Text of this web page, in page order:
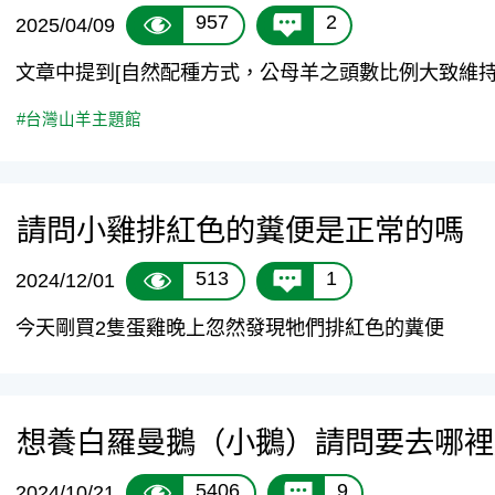
2025/04/09 957 2
文章中提到[自然配種方式，公母羊之頭數比例大致維
#台灣山羊主題館
請問小雞排紅色的糞便是正常的嗎
2024/12/01 513 1
今天剛買2隻蛋雞晚上忽然發現牠們排紅色的糞便
想養白羅曼鵝（小鵝）請問要去哪
5406 9